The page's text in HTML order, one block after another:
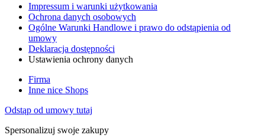
Impressum i warunki użytkowania
Ochrona danych osobowych
Ogólne Warunki Handlowe i prawo do odstąpienia od
umowy
Deklaracja dostępności
Ustawienia ochrony danych
Firma
Inne nice Shops
Odstąp od umowy tutaj
Spersonalizuj swoje zakupy